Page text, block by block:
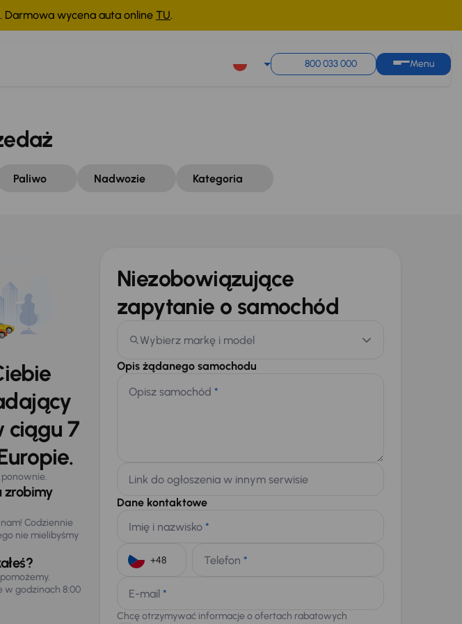
Darmowa wycena auta online TU.
800 033 000 Menu
Paliwo Nadwozie Kategoria
ciągu 7
zrobimy
Codziennie
nie mielibyśmy
w godzinach 8:00
Niezobowiązujące
zapytanie o samochód
Wybierz markę i model
Opis żądanego samochodu
Opisz samochód *
Link do ogłoszenia w innym serwisie
Dane kontaktowe
Imię i nazwisko *
Telefon *
E-mail *
Chcę otrzymywać informacje o ofertach rabatowych